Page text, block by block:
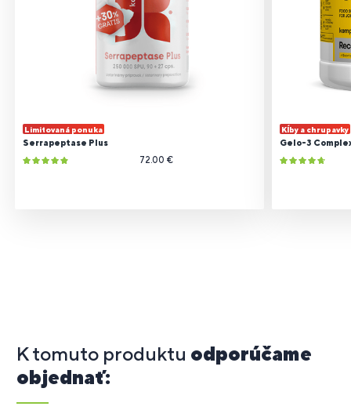
Limitovaná ponuka
Serrapeptase Plus
72.00 €
Kĺby a chrupavky
Gelo-3
K tomuto produktu odporúčame
objednať: